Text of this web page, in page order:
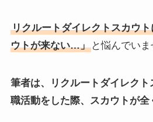
リクルートダイレクトスカウ
ウトが来ない…」と悩んでいま
筆者は、リクルートダイレク
職活動をした際、スカウトが全